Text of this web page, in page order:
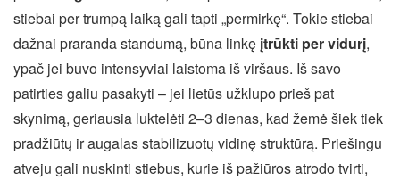
stiebai per trumpą laiką gali tapti „permirkę“. Tokie stiebai
dažnai praranda standumą, būna linkę įtrūkti per vidurį,
ypač jei buvo intensyviai laistoma iš viršaus. Iš savo
patirties galiu pasakyti – jei lietūs užklupo prieš pat
skynimą, geriausia luktelėti 2–3 dienas, kad žemė šiek tiek
pradžiūtų ir augalas stabilizuotų vidinę struktūrą. Priešingu
atveju gali nuskinti stiebus, kurie iš pažiūros atrodo tvirti,